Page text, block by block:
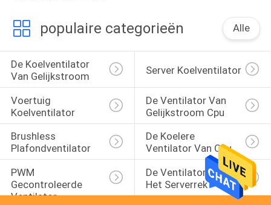
populaire categorieën Alle
De Koelventilator
Van Gelijkstroom
Server Koelventilator
Voertuig
Koelventilator
De Ventilator Van
Gelijkstroom Cpu
Brushless
Plafondventilator
De Koelere
Ventilator Van Cpu
PWM
Gecontroleerde
Ventilator
De Ventilator Van
Het Serverrek